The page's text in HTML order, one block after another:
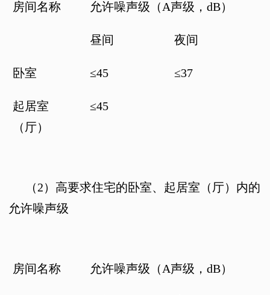
房间名称 允许噪声级（A声级， dB）
昼间 夜间
卧室 ≤45 ≤37
起居室
（厅）
≤45
（2） 高要求住宅的卧室、起居室（厅）内的
允许噪声级
房间名称 允许噪声级（A声级， dB）